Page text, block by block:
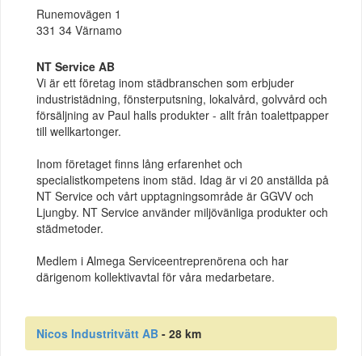
Runemovägen 1
331 34 Värnamo
NT Service AB
Vi är ett företag inom städbranschen som erbjuder
industristädning, fönsterputsning, lokalvård, golvvård och
försäljning av Paul halls produkter - allt från toalettpapper
till wellkartonger.
Inom företaget finns lång erfarenhet och
specialistkompetens inom städ. Idag är vi 20 anställda på
NT Service och vårt upptagningsområde är GGVV och
Ljungby. NT Service använder miljövänliga produkter och
städmetoder.
Medlem i Almega Serviceentreprenörena och har
därigenom kollektivavtal för våra medarbetare.
Nicos Industritvätt AB - 28 km